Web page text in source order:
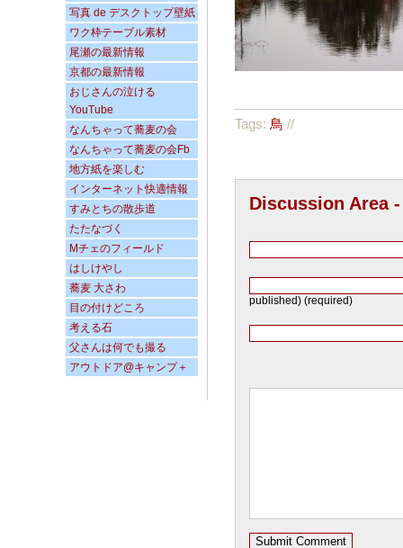
写真 de デスクトップ壁紙
ワク枠テーブル素材
尾瀬の最新情報
京都の最新情報
おじさんの泣ける
YouTube
なんちゃって蕎麦の会
なんちゃって蕎麦の会Fb
地方紙を楽しむ
インターネット快適情報
すみとちの散歩道
たたなづく
Mチェのフィールド
はしけやし
蕎麦 大さわ
目の付けどころ
考える石
父さんは何でも撮る
アウトドア@キャンプ＋
Tags: 鳥 //
Discussion Area
published) (required)